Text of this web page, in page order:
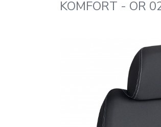
KOMFORT - OR